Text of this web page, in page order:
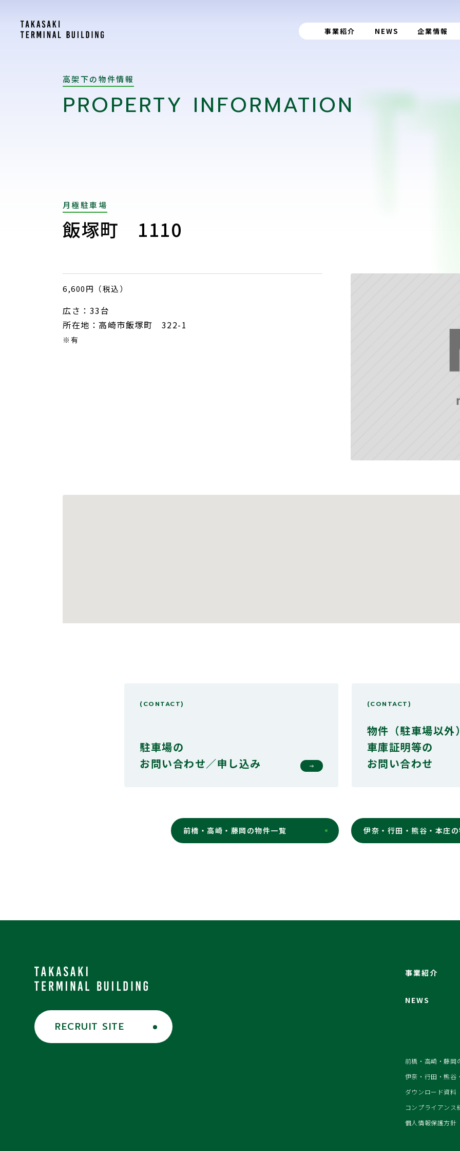
事業紹介 NEWS 企業情報
高架下の物件情報
PROPERTY INFORMATION
月極駐車場
飯塚町 1110
6,600円（税込）
広さ：33台
所在地：高崎市飯塚町 322-1
※有
(CONTACT)
駐車場の
お問い合わせ／申し込み
(CONTACT)
物件（駐車場以外）
車庫証明等の
お問い合わせ
前橋・高崎・藤岡の物件一覧 伊奈・行田・熊谷・本庄
RECRUIT SITE
事業紹介
NEWS
前橋・高崎・藤岡
伊奈・行田・熊谷
ダウンロード資料
コンプライアンス
個人情報保護方針